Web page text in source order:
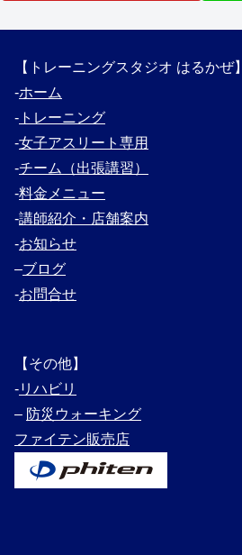
【トレーニングスタジオ はるかぜ】
‐ホーム
‐ トレーニング
‐女子アスリート専用
‐チーム（出張講習）
‐料金メニュー
‐講師紹介・ 店舗案内
‐お知らせ
–ブログ
‐お問合せ
【その他】
‐リハビリ
– 防災ウォーキング
ファイテン販売店